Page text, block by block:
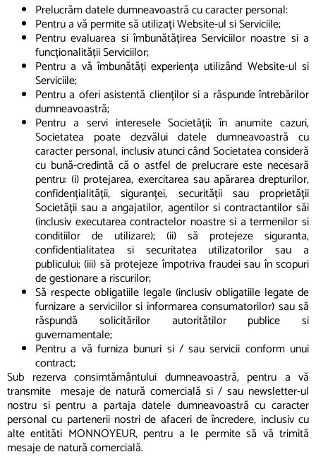
Prelucrăm datele dumneavoastră cu caracter personal:
Pentru a vă permite să utilizați Website-ul si Serviciile;
Pentru evaluarea si îmbunătățirea Serviciilor noastre si a
funcționalității Serviciilor;
Pentru a vă îmbunătăți experiența utilizând Website-ul si
Serviciile;
Pentru a oferi asistentă clienților si a răspunde întrebărilor
dumneavoastră;
Pentru a servi interesele Societății; în anumite cazuri,
Societatea poate dezvălui datele dumneavoastră cu
caracter personal, inclusiv atunci când Societatea consideră
cu bună-credintă că o astfel de prelucrare este necesară
pentru: (i) protejarea, exercitarea sau apărarea drepturilor,
confidențialității, siguranței, securității sau proprietății
Societății sau a angajatilor, agentilor si contractantilor săi
(inclusiv executarea contractelor noastre si a termenilor si
conditiilor de utilizare); (ii) să protejeze siguranta,
confidentialitatea si securitatea utilizatorilor sau a
publicului; (iii) să protejeze împotriva fraudei sau în scopuri
de gestionare a riscurilor;
Să respecte obligatiile legale (inclusiv obligatiile legate de
furnizare a serviciilor si informarea consumatorilor) sau să
răspundă solicitărilor autoritătilor publice si
guvernamentale;
Pentru a vă furniza bunuri si / sau servicii conform unui
contract;
Sub rezerva consimtământului dumneavoastră, pentru a vă
transmite mesaje de natură comercială si / sau newsletter-ul
nostru si pentru a partaja datele dumneavoastră cu caracter
personal cu partenerii nostri de afaceri de încredere, inclusiv cu
alte entităti MONNOYEUR, pentru a le permite să vă trimită
mesaje de natură comercială.